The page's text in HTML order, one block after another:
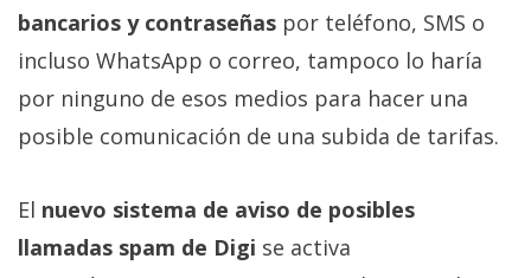
bancarios y contraseñas por teléfono, SMS o
incluso WhatsApp o correo, tampoco lo haría
por ninguno de esos medios para hacer una
posible comunicación de una subida de tarifas.
El nuevo sistema de aviso de posibles
llamadas spam de Digi se activa